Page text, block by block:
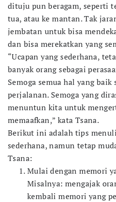
dituju pun beragam, seperti
tua, atau ke mantan. Tak
jembatan untuk bisa
dan bisa merekatkan yang
“Ucapan yang sederhana,
banyak orang sebagai
Semoga semua hal yang
perjalanan. Semoga yang
menuntun kita untuk
memaafkan,” kata Tsana.
Berikut ini adalah tips
sederhana, namun tetap
Tsana:
Mulai dengan memori
Misalnya: mengajak
kembali memori yang